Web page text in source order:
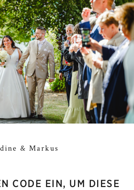
& Markus
CODE EIN, UM DIESE